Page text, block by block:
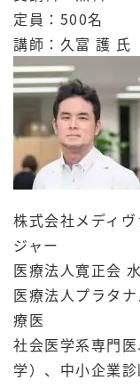
定員：500名
講師：久富 護 氏
株式会社メディ
ジャー
医療法人寛正会
医療法人プラタ
療医
社会医学系専門
学）、中小企業